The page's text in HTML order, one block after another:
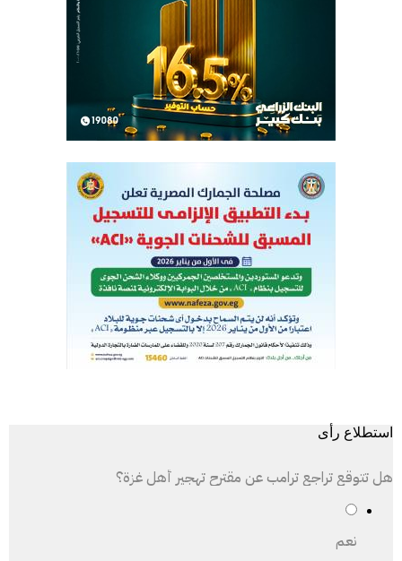
استطلاع رأى
هل تتوقع تراجع ترامب عن مقترح تهجير أهل غزة؟
نعم